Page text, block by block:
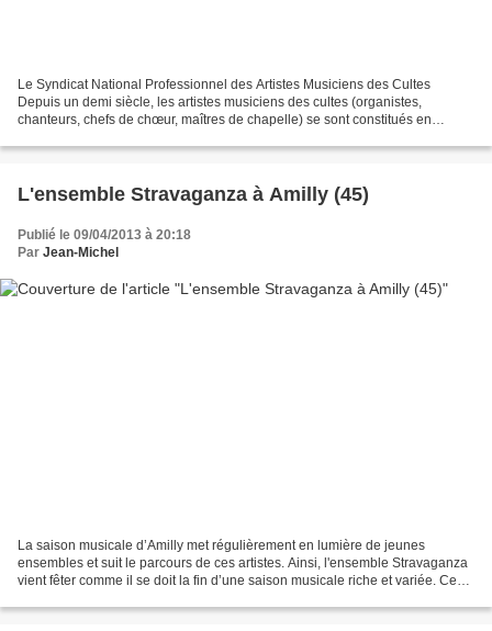
Le Syndicat National Professionnel des Artistes Musiciens des Cultes
Depuis un demi siècle, les artistes musiciens des cultes (organistes,
chanteurs, chefs de chœur, maîtres de chapelle) se sont constitués en
L'ensemble Stravaganza à Amilly (45)
Publié le 09/04/2013 à 20:18
Par Jean-Michel
La saison musicale d’Amilly met régulièrement en lumière de jeunes
ensembles et suit le parcours de ces artistes. Ainsi, l'ensemble Stravaganza
vient fêter comme il se doit la fin d’une saison musicale riche et variée. Ce